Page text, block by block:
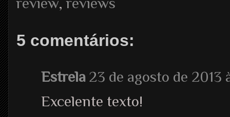
5 comentários:
Estrela 23 de agosto de 2013
Excelente texto!